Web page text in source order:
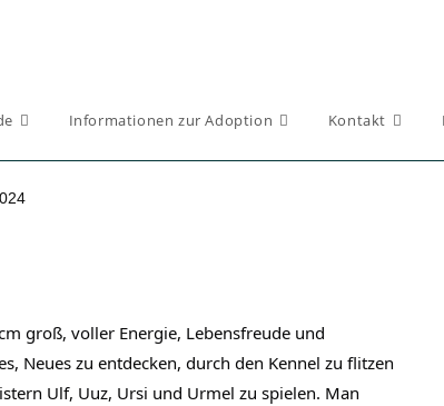
Informationen zur Adoption Kontakt
groß, voller Energie, Lebensfreude und
Neues zu entdecken, durch den Kennel zu flitzen
Ulf, Uuz, Ursi und Urmel zu spielen. Man